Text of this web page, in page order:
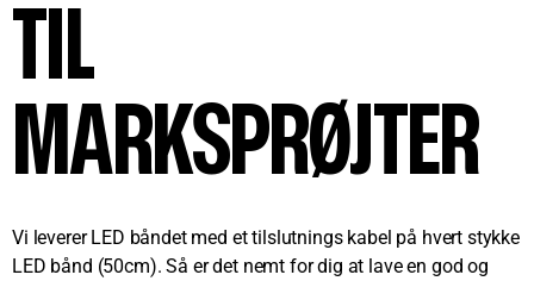
TIL
MARKSPRØJTER
Vi leverer LED båndet med et tilslutnings kabel på hvert stykke
LED bånd (50cm). Så er det nemt for dig at lave en god og